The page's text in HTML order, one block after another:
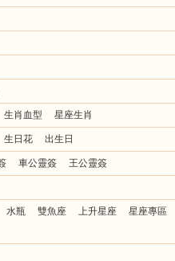
生肖血型 星座生肖
生日花 出生日
車公靈簽 王公靈簽
水瓶 雙魚座 上升星座
星座專區